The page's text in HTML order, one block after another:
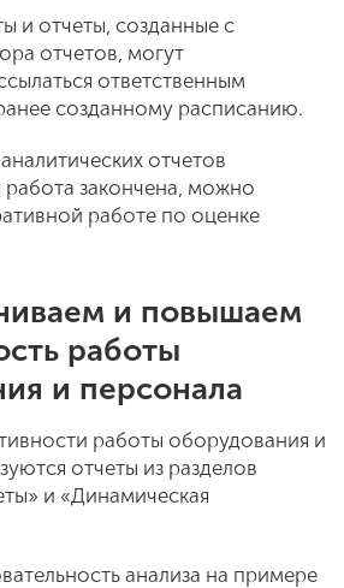
и отчеты, созданные с
отчетов, могут
ответственным
созданному расписанию.
отчетов
работа закончена, можно
работе по оценке
и повышаем
работы
и персонала
работы оборудования и
отчеты из разделов
и «Динамическая
анализа на примере